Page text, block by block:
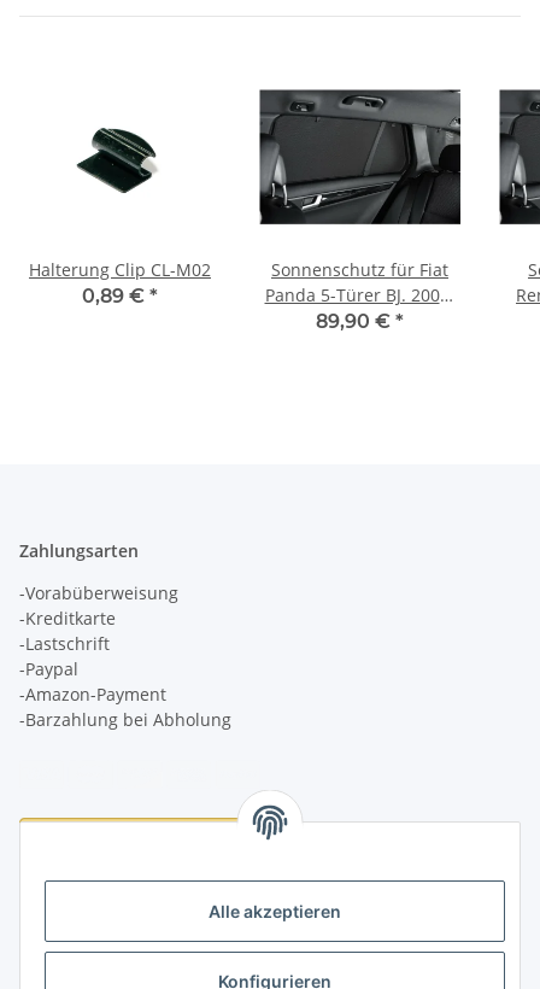
Alle akzeptieren
Konfigurieren
Halterung Clip CL-M02
0,89 € *
Sonnenschutz für Fiat
Panda 5-Türer BJ. 2003-
2012, 6-teilig
89,90 € *
Zahlungsarten
-Vorabüberweisung
-Kreditkarte
-Lastschrift
-Paypal
-Amazon-Payment
-Barzahlung bei Abholung